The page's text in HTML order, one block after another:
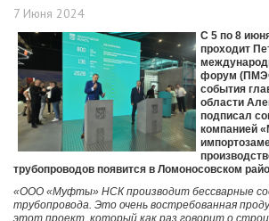
7 Июня 2024
С 5 по 8
проходит
форум
события
области
подписал
компанией
трубопроводов появится в Ломоносовском
«ООО «Муфты» НСК производит бессварные
трубопровода. Это очень востребованная